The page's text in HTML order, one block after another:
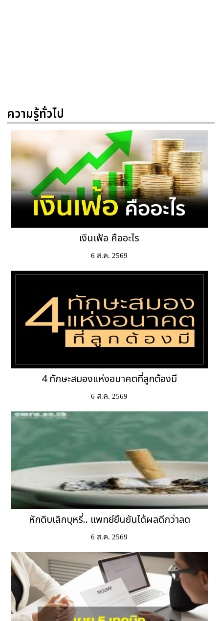
ความรู้ทั่วไป
เงินเฟ้อ คืออะไร
6 ส.ค. 2569
4 ทักษะสมองแห่งอนาคตที่ลูกต้องมี
6 ส.ค. 2569
หักดิบเลิกบุหรี่.. แพทย์ยืนยันได้ผลดีกว่าลด
6 ส.ค. 2569